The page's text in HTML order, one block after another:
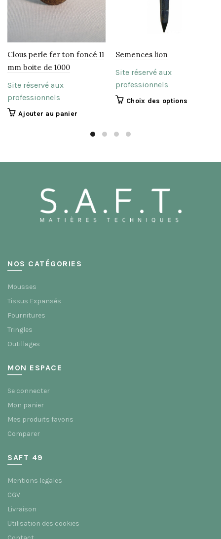
Clous perle fer ton foncé 11
mm boite de 1000
Site réservé aux
professionnels
Ajouter au panier
Semences lion
Site réservé aux
professionnels
Choix des options
NOS CATÉGORIES
Mousses
Tissus Expansés
Fournitures
Tringles
Outillages
MON ESPACE
Se connecter
Mon panier
Mes produits favoris
Comparer
SAFT 49
Mentions legales
CGV
Livraison
Utilisation des cookies